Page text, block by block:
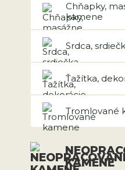
Chňapky,
kamene
Srdca,
Ťažítka,
Tromlované
KAMENE